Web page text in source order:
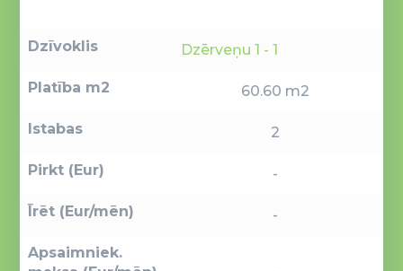
Dzīvoklis Dzērveņu 1 - 1
Platība m2 60.60 m2
Istabas 2
Pirkt (Eur) -
Īrēt (Eur/mēn) -
Apsaimniek.